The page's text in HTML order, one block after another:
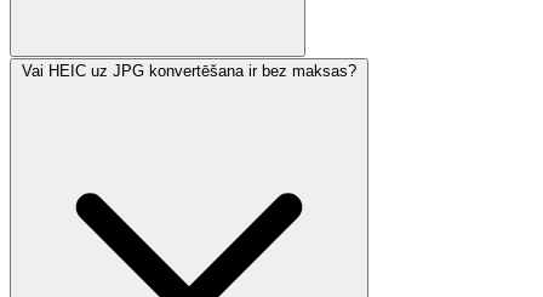
Vai HEIC uz JPG konvertēšana ir bez maksas?